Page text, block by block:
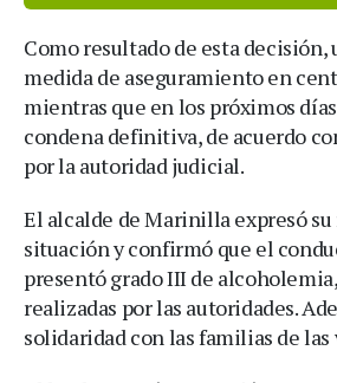
Como resultado de esta decisión,
medida de aseguramiento en
mientras que en los próximos
condena definitiva, de acuerdo
por la autoridad judicial.
El alcalde de Marinilla expresó
situación y confirmó que el
presentó grado III de
realizadas por las autoridades.
solidaridad con las familias de